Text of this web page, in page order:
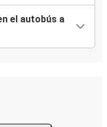
el autobús a